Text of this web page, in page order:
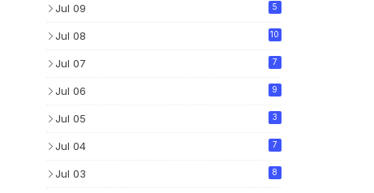
Jul 09 5
Jul 08 10
Jul 07 7
Jul 06 9
Jul 05 3
Jul 04 7
Jul 03 8